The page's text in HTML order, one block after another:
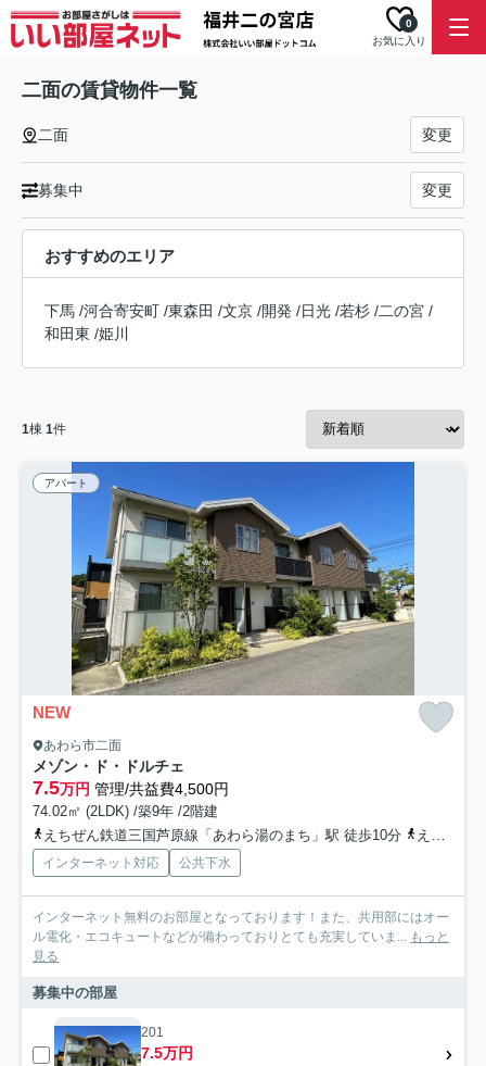
お気に入り
0
二面の賃貸物件一覧
二面 変更
募集中 変更
おすすめのエリア
下馬 /河合寄安町 /東森田 /文京 /開発 /日光 /若杉 /二の宮 /
和田東 /姫川
1棟 1件
アパート
NEW
あわら市二面
メゾン・ド・ドルチェ
7.5万円 管理/共益費4,500円
74.02㎡ (2LDK) /築9年 /2階建
えちぜん鉄道三国芦原線「あわら湯のまち」駅 徒歩10分
えちぜん鉄道三国芦原線「番田」駅 徒歩26分
インターネット対応 公共下水
インターネット無料のお部屋となっております！また、共用部にはオー
ル電化・エコキュートなどが備わっておりとても充実していま... もっと
見る
募集中の部屋
201
7.5万円